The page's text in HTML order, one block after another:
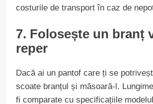
costurile de transport în caz de
7. Folosește un branț
reper
Dacă ai un pantof care ți se
scoate branțul și măsoară-l.
fi comparate cu specificațiile